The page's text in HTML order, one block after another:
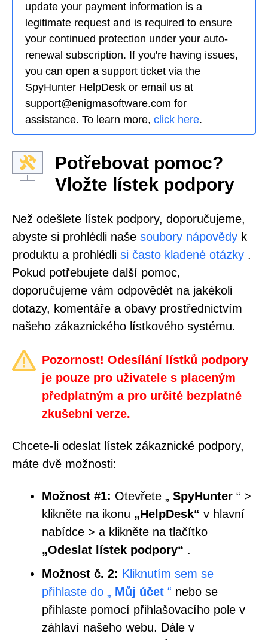
update your payment information is a
legitimate request and is required to ensure
your continued protection under your auto-
renewal subscription. If you're having issues,
you can open a support ticket via the
SpyHunter HelpDesk or email us at
support@enigmasoftware.com for
assistance. To learn more, click here.
Potřebovat pomoc?
Vložte lístek podpory
Než odešlete lístek podpory, doporučujeme,
abyste si prohlédli naše soubory nápovědy k
produktu a prohlédli si často kladené otázky .
Pokud potřebujete další pomoc,
doporučujeme vám odpovědět na jakékoli
dotazy, komentáře a obavy prostřednictvím
našeho zákaznického lístkového systému.
Pozornost! Odesílání lístků podpory
je pouze pro uživatele s placeným
předplatným a pro určité bezplatné
zkušební verze.
Chcete-li odeslat lístek zákaznické podpory,
máte dvě možnosti:
Možnost #1: Otevřete „ SpyHunter “ >
klikněte na ikonu „HelpDesk“ v hlavní
nabídce > a klikněte na tlačítko
„Odeslat lístek podpory“ .
Možnost č. 2: Kliknutím sem se
přihlaste do „ Můj účet “ nebo se
přihlaste pomocí přihlašovacího pole v
záhlaví našeho webu. Dále v